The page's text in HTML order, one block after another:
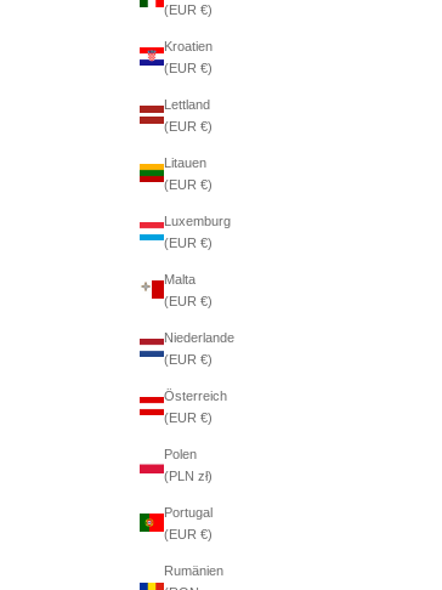
(EUR €)
Kroatien
(EUR €)
Lettland
(EUR €)
Litauen
(EUR €)
Luxemburg
(EUR €)
Malta
(EUR €)
Niederlande
(EUR €)
Österreich
(EUR €)
Polen
(PLN zł)
Portugal
(EUR €)
Rumänien